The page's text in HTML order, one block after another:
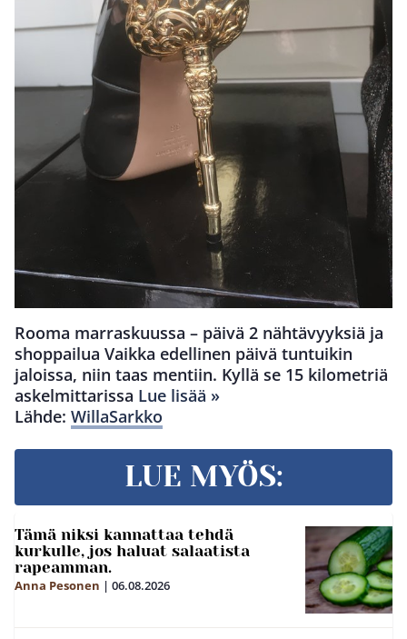
Rooma marraskuussa – päivä 2 nähtävyyksiä ja
shoppailua Vaikka edellinen päivä tuntuikin
jaloissa, niin taas mentiin. Kyllä se 15 kilometriä
askelmittarissa Lue lisää »
Lähde: WillaSarkko
LUE MYÖS:
Tämä niksi kannattaa tehdä
kurkulle, jos haluat salaatista
rapeamman.
Anna Pesonen | 06.08.2026